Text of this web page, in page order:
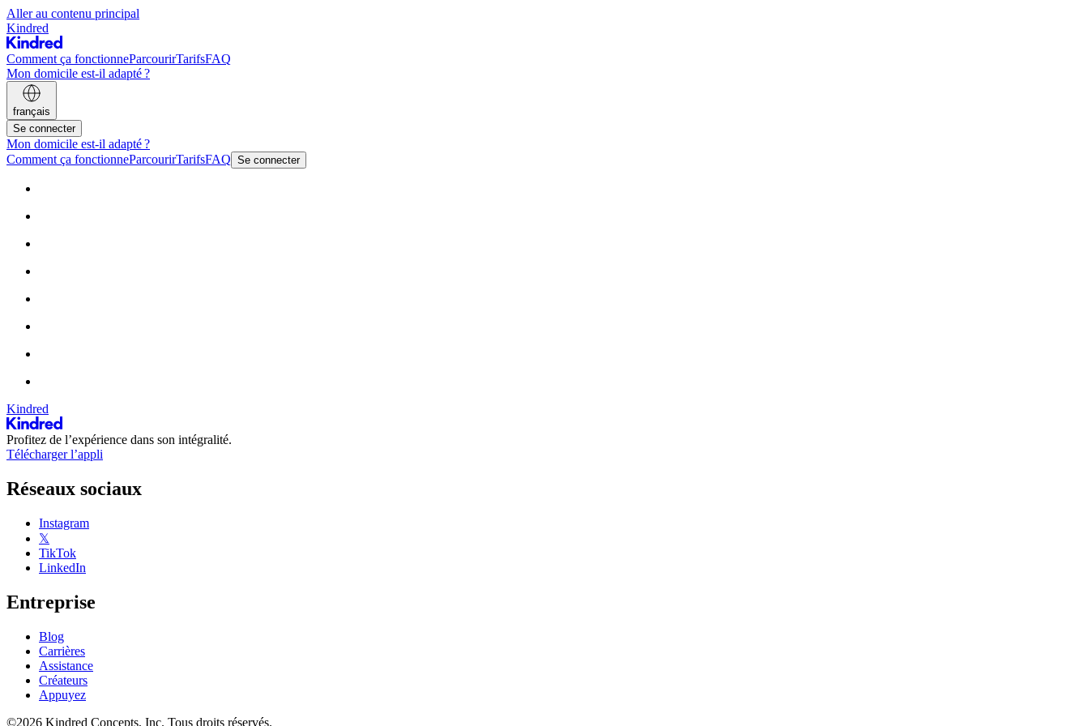
Aller au contenu principal
Kindred
Comment ça fonctionneParcourirTarifsFAQ
Mon domicile est-il adapté ?
français
Se connecter
Mon domicile est-il adapté ?
Comment ça fonctionneParcourirTarifsFAQ Se connecter
Kindred
Profitez de l’expérience dans son intégralité.
Télécharger l’appli
Réseaux sociaux
Instagram
𝕏
TikTok
LinkedIn
Entreprise
Blog
Carrières
Assistance
Créateurs
Appuyez
©2026 Kindred Concepts, Inc. Tous droits réservés.